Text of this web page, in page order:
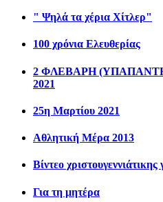
" Ψηλά τα χέρια Χίτλερ"
100 χρόνια Ελευθερίας
2 ΦΛΕΒΑΡΗ
2021
25η Μαρτίου 2021
Αθλητική Μέρα 2013
Βίντεο χριστουγεννιάτικης
Για τη μητέρα